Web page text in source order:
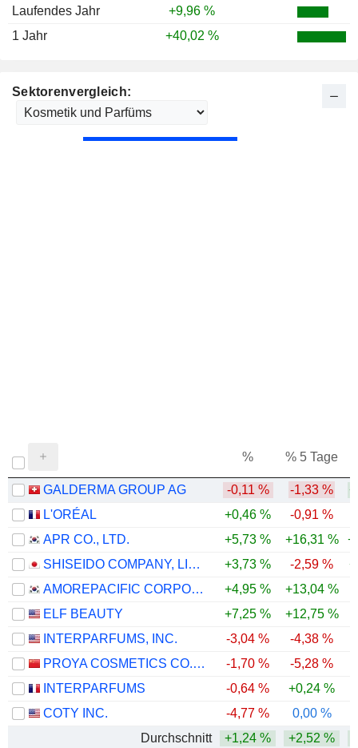
Laufendes Jahr
+9,96 %
1 Jahr
+40,02 %
Sektorenvergleich:
% % 5 Tage
GALDERMA GROUP AG -0,11 % -1,33 %
L'ORÉAL
+0,46 % -0,91 %
APR CO., LTD.
+5,73 % +16,31 %
SHISEIDO COMPANY, LIMITED
+3,73 % -2,59 %
AMOREPACIFIC CORPORATION
+4,95 % +13,04 %
ELF BEAUTY
+7,25 % +12,75 %
INTERPARFUMS, INC.
-3,04 % -4,38 %
PROYA COSMETICS CO.,LTD.
-1,70 % -5,28 %
INTERPARFUMS
-0,64 % +0,24 %
COTY INC.
-4,77 % 0,00 %
Durchschnitt
+1,24 % +2,52 %